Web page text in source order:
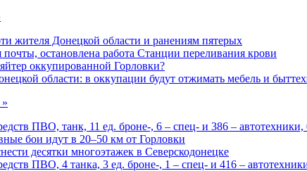
жителя Донецкой области и ранениям пятерых
остановлена работа Станции переливания крови
оккупированной Горловки?
области: в оккупации будут отжимать мебель и
ПВО, танк, 11 ед. броне-, 6 – спец- и 386 –
бои идут в 20–50 км от Горловки
десятки многоэтажек в Северскодонецке
ПВО, 4 танка, 3 ед. броне-, 1 – спец- и 416 –